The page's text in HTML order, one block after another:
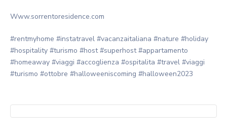
Www.sorrentoresidence.com
#rentmyhome #instatravel #vacanzaitaliana #nature #holiday
#hospitality #turismo #host #superhost #appartamento
#homeaway #viaggi #accoglienza #ospitalita #travel #viaggi
#turismo #ottobre #halloweeniscoming #halloween2023